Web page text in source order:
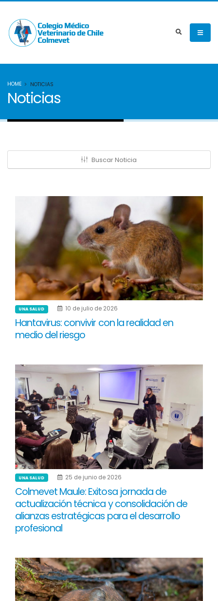
HOME NOTICIAS
Noticias
Buscar Noticia
UNA SALUD 10 de julio de 2026
Hantavirus: convivir con la realidad en
medio del riesgo
UNA SALUD 25 de junio de 2026
Colmevet Maule: Exitosa jornada de
actualización técnica y consolidación de
alianzas estratégicas para el desarrollo
profesional